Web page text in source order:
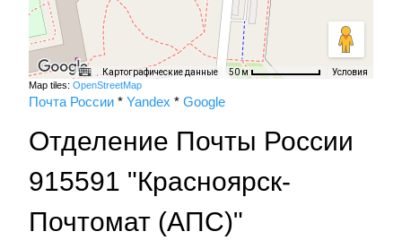
Картографические данные 50 м Условия
Map tiles: OpenStreetMap
Почта России * Yandex * Google
Отделение Почты России
915591 "Красноярск-
Почтомат (АПС)"